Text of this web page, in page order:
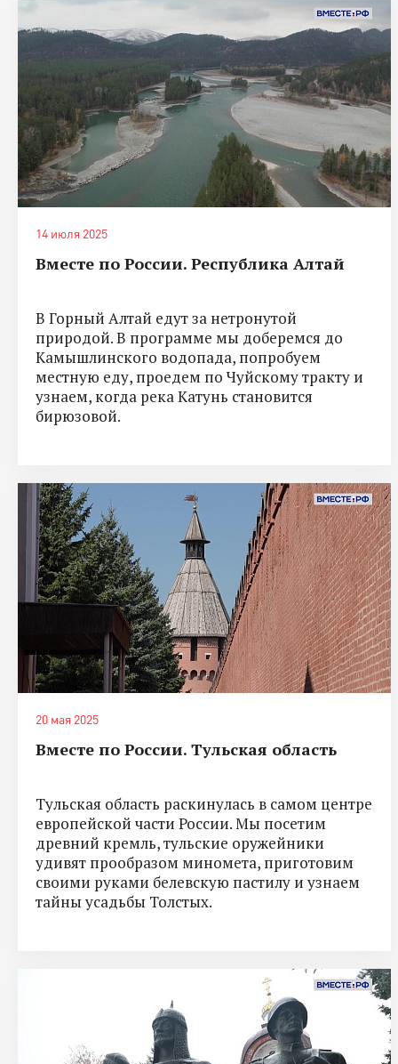
14 июля 2025
Вместе по России. Республика Алтай
В Горный Алтай едут за нетронутой
природой. В программе мы доберемся до
Камышлинского водопада, попробуем
местную еду, проедем по Чуйскому тракту и
узнаем, когда река Катунь становится
бирюзовой.
20 мая 2025
Вместе по России. Тульская область
Тульская область раскинулась в самом центре
европейской части России. Мы посетим
древний кремль, тульские оружейники
удивят прообразом миномета, приготовим
своими руками белевскую пастилу и узнаем
тайны усадьбы Толстых.